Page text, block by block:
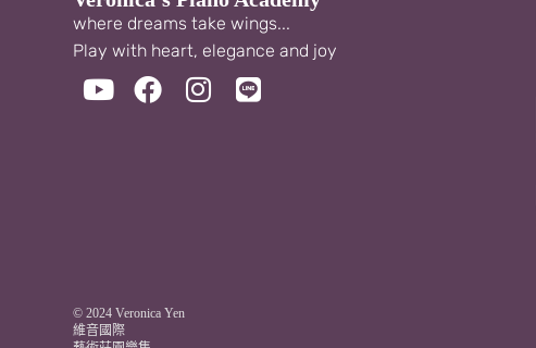
where dreams take wings...
Play with heart, elegance and joy
© 2024 Veronica Yen
維音國際